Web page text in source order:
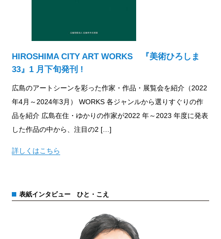
HIROSHIMA CITY ART WORKS 『美術ひろしま
33』1 月下旬発刊 !
広島のアートシーンを彩った作家・作品・展覧会を紹介（2022
年4月～2024年3月） WORKS 各ジャンルから選りすぐりの作
品を紹介 広島在住・ゆかりの作家が2022 年～2023 年度に発表
した作品の中から、注目の2 […]
詳しくはこちら
表紙インタビュー ひと・こえ